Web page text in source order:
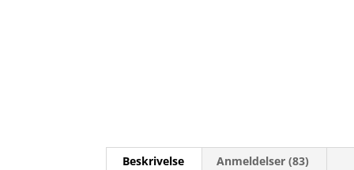
Beskrivelse Anmeldelser (83)